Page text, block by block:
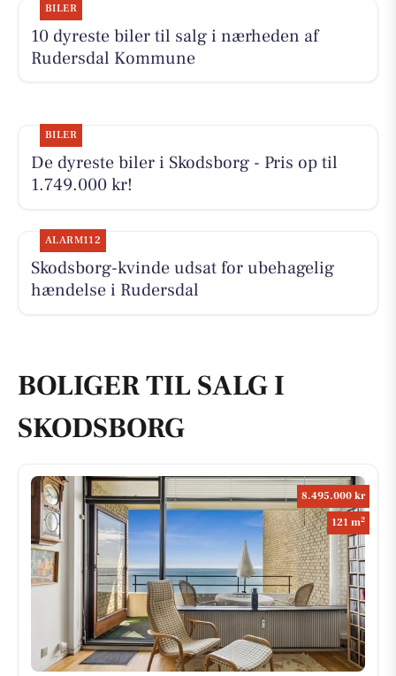
BILER
10 dyreste biler til salg i nærheden af
Rudersdal Kommune
BILER
De dyreste biler i Skodsborg - Pris op til
1.749.000 kr!
ALARM112
Skodsborg-kvinde udsat for ubehagelig
hændelse i Rudersdal
BOLIGER TIL SALG I
SKODSBORG
8.495.000 kr
121 m2